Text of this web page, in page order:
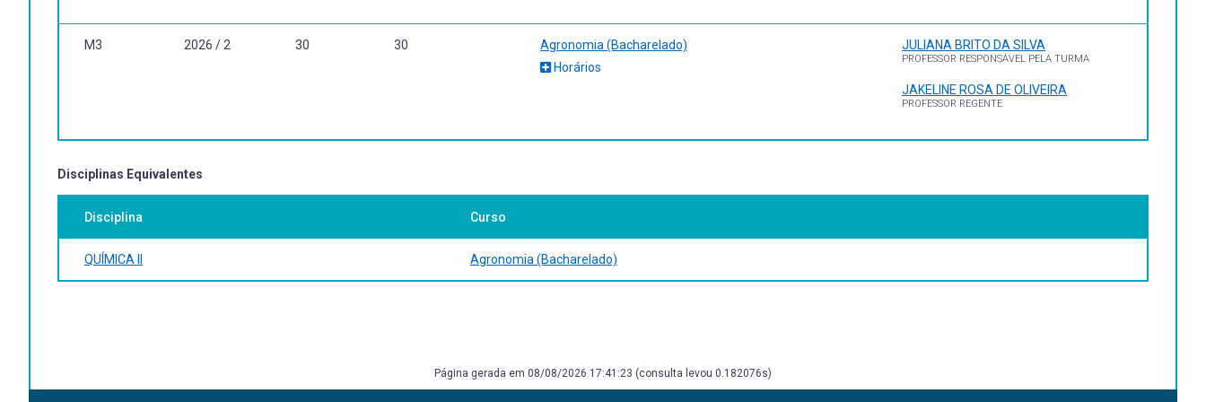
UNIDADE 1 – Preparo de soluções ácidas.
UNIDADE 4 – Análise de elementos tais como Cálcio, Potássio, Fósforo, Zinco entre outros em amostras de interesse ambiental (solo, resíduos, água, tecido vegetal,... )
UNIDADE 7 – Análise de corretivos agrícolas.
M3 2026 / 2 30 30
Agronomia (Bacharelado)
Horários
JULIANA BRITO DA SILVA
PROFESSOR RESPONSÁVEL PELA TURMA
JAKELINE ROSA DE OLIVEIRA
PROFESSOR REGENTE
Disciplinas Equivalentes
Disciplina Curso
QUÍMICA II Agronomia (Bacharelado)
Página gerada em 08/08/2026 17:41:23 (consulta levou 0.182076s)